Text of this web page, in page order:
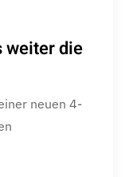
weiter die
neuen 4-